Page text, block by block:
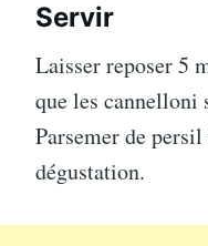
Servir
Laisser reposer 5
que les cannelloni
Parsemer de
dégustation.